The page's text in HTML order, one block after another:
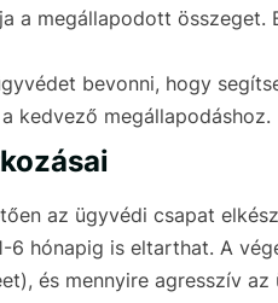
a megállapodott összeget.
bevonni, hogy
kedvező megállapodáshoz.
az ügyvédi csapat
6 hónapig is eltarthat. A
és mennyire agresszív